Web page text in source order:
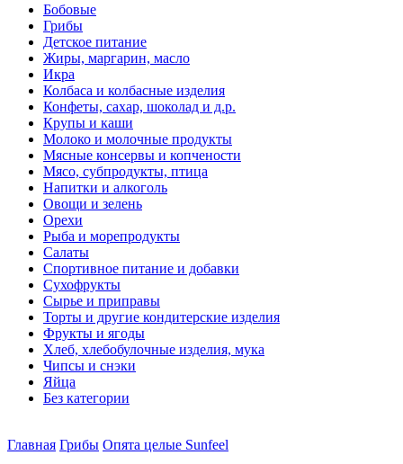
Бобовые
Грибы
Детское питание
Жиры, маргарин, масло
Икра
Колбаса и колбасные изделия
Конфеты, сахар, шоколад и д.р.
Крупы и каши
Молоко и молочные продукты
Мясные консервы и копчености
Мясо, субпродукты, птица
Напитки и алкоголь
Овощи и зелень
Орехи
Рыба и морепродукты
Салаты
Спортивное питание и добавки
Сухофрукты
Сырье и приправы
Торты и другие кондитерские изделия
Фрукты и ягоды
Хлеб, хлебобулочные изделия, мука
Чипсы и снэки
Яйца
Без категории
Главная Грибы Опята целые Sunfeel